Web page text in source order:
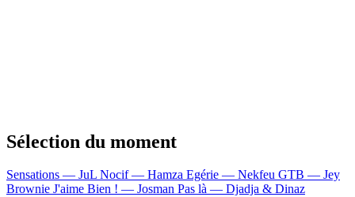
Sélection du moment
Sensations — JuL Nocif — Hamza Egérie — Nekfeu GTB — Jey
Brownie J'aime Bien ! — Josman Pas là — Djadja & Dinaz